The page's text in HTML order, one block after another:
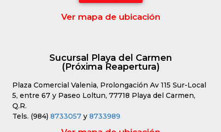
Ver mapa de ubicación
Sucursal Playa del Carmen
(Próxima Reapertura)
Plaza Comercial Valenia, Prolongación Av 115 Sur-Local
5, entre 67 y Paseo Loltun, 77718 Playa del Carmen,
Q.R.
Tels. (984) 8733057 y 8733989